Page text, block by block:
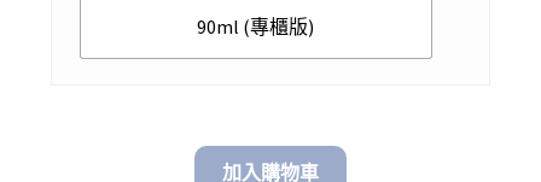
90ml (專櫃版)
加入購物車